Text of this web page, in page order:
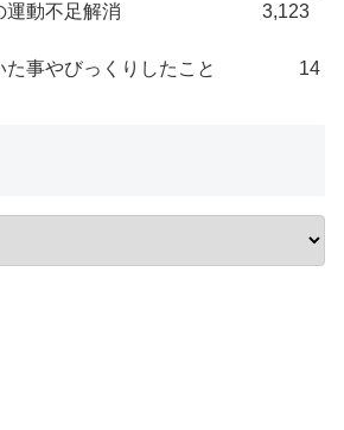
運動不足解消
3,123
事やびっくりしたこと 14